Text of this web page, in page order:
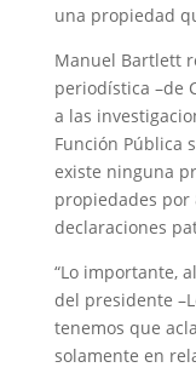
una propiedad
Manuel Bartlett
periodística –de
a las
Función Pública
existe ninguna
propiedades por
declaraciones
“Lo importante,
del presidente
tenemos que
solamente en